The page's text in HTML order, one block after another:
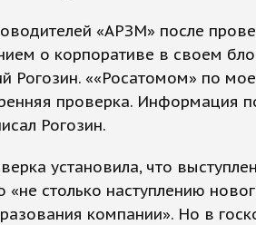
«АРЗМ» после
о корпоративе в своем
Рогозин. ««Росатомом» по
проверка. Информация
Рогозин.
установила, что
столько наступлению
компании». Но в